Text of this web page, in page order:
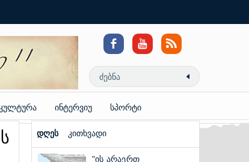
ინტერვიუ სპორტი
Video
Downloader
დღეს კითხვადი
"ის არაერთ